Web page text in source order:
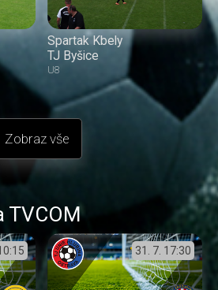
Spartak Kbely
TJ Byšice
U8
Zobraz vše
TVCOM
31. 7. 17:30